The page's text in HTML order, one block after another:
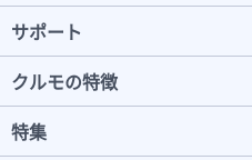
サポート
クルモの特徴
特集